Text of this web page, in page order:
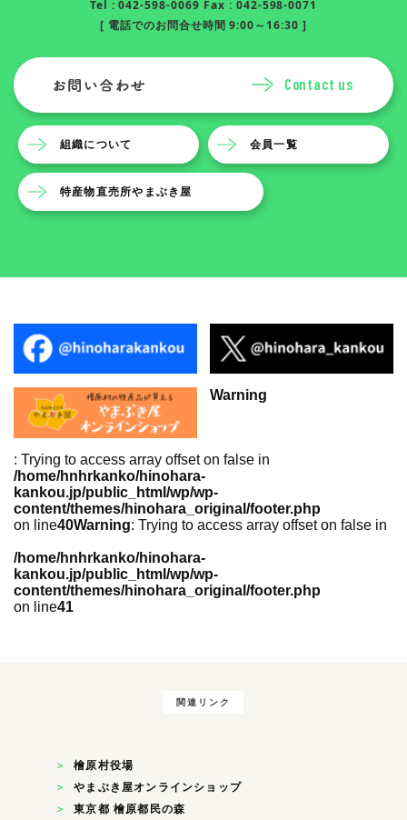
Tel : 042-598-0069 Fax : 042-598-0071
[ 電話でのお問合せ時間 9:00～16:30 ]
Contact us
組織について 会員一覧
特産物直売所やまぶき屋
Warning
: Trying to access array offset on false in
/home/hnhrkanko/hinohara-
kankou.jp/public_html/wp/wp-
content/themes/hinohara_original/footer.php
on line40Warning: Trying to access array offset on false in
/home/hnhrkanko/hinohara-
kankou.jp/public_html/wp/wp-
content/themes/hinohara_original/footer.php
on line41
関連リンク
檜原村役場
やまぶき屋オンラインショップ
東京都 檜原都民の森